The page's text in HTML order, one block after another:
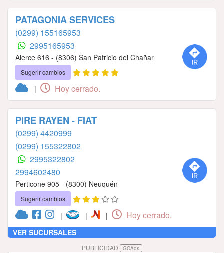
PATAGONIA SERVICES
(0299) 155165953
2995165953
Alerce 616 - (8306) San Patricio del Chañar
Sugerir cambios
| Hoy cerrado.
PIRE RAYEN - FIAT
(0299) 4420999
(0299) 155322802
2995322802
2994602480
Perticone 905 - (8300) Neuquén
Sugerir cambios
| | | Hoy cerrado.
VER SUCURSALES
PUBLICIDAD GCAds